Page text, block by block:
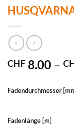
CHF 8.00 –
Fadendurchmesser
Fadenlänge [m]